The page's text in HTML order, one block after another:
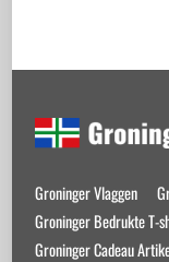
Groninger Vlaggen
Groninger Bedrukte T-
Groninger Cadeau